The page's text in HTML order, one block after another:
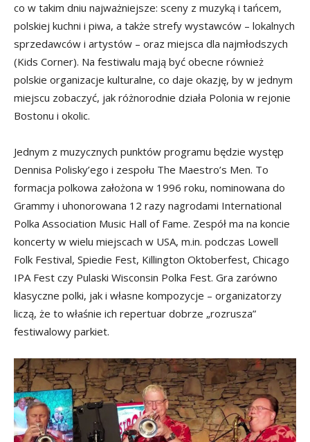
co w takim dniu najważniejsze: sceny z muzyką i tańcem,
polskiej kuchni i piwa, a także strefy wystawców – lokalnych
sprzedawców i artystów – oraz miejsca dla najmłodszych
(Kids Corner). Na festiwalu mają być obecne również
polskie organizacje kulturalne, co daje okazję, by w jednym
miejscu zobaczyć, jak różnorodnie działa Polonia w rejonie
Bostonu i okolic.
Jednym z muzycznych punktów programu będzie występ
Dennisa Polisky’ego i zespołu The Maestro’s Men. To
formacja polkowa założona w 1996 roku, nominowana do
Grammy i uhonorowana 12 razy nagrodami International
Polka Association Music Hall of Fame. Zespół ma na koncie
koncerty w wielu miejscach w USA, m.in. podczas Lowell
Folk Festival, Spiedie Fest, Killington Oktoberfest, Chicago
IPA Fest czy Pulaski Wisconsin Polka Fest. Gra zarówno
klasyczne polki, jak i własne kompozycje – organizatorzy
liczą, że to właśnie ich repertuar dobrze „rozrusza”
festiwalowy parkiet.